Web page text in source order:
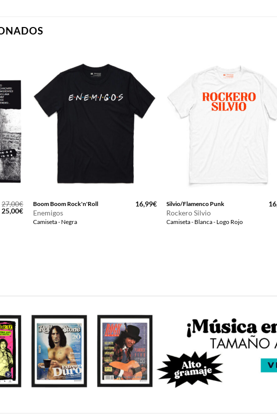
27,00€
El
precio
25,00€El
precio
actual
Boom Boom Rock'n'Roll
Enemigos
Camiseta - Negra
16,99€ Silvio/Flamenco Punk
Rockero Silvio
Camiseta - Blanca - Logo Rojo